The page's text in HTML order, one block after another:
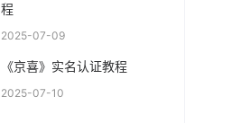
程
2025-07-09
《京喜》实名认证教程
2025-07-10